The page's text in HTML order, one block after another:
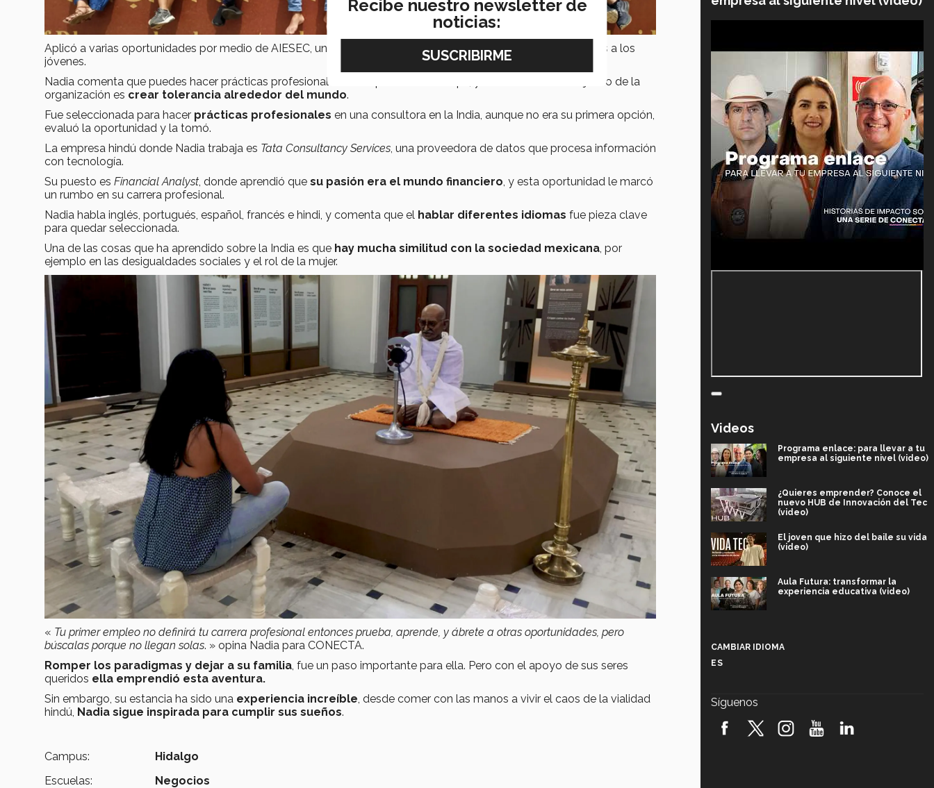
Aplicó a varias oportunidades por medio de AIESEC, una organización que acerca experiencias internacionales a los
jóvenes.
Nadia comenta que puedes hacer prácticas profesionales en empresas o start-ups, y voluntariados. El objetivo de la
organización es crear tolerancia alrededor del mundo.
Fue seleccionada para hacer prácticas profesionales en una consultora en la India, aunque no era su primera opción,
evaluó la oportunidad y la tomó.
La empresa hindú donde Nadia trabaja es Tata Consultancy Services , una proveedora de datos que procesa información
con tecnología.
Su puesto es Financial Analyst , donde aprendió que su pasión era el mundo financiero , y esta oportunidad le marcó
un rumbo en su carrera profesional.
Nadia habla inglés, portugués, español, francés e hindi, y comenta que el hablar diferentes idiomas fue pieza clave
para quedar seleccionada.
Una de las cosas que ha aprendido sobre la India es que hay mucha similitud con la sociedad mexicana , por
ejemplo en las desigualdades sociales y el rol de la mujer.
« Tu primer empleo no definirá tu carrera profesional entonces prueba, aprende, y ábrete a otras oportunidades, pero
búscalas porque no llegan solas. » opina Nadia para CONECTA.
Romper los paradigmas y dejar a su familia , fue un paso importante para ella. Pero con el apoyo de sus seres
queridos ella emprendió esta aventura.
Sin embargo, su estancia ha sido una experiencia increíble , desde comer con las manos a vivir el caos de la vialidad
hindú, Nadia sigue inspirada para cumplir sus sueños.
Campus:
Hidalgo
Escuelas:
Negocios
Videos
Programa enlace: para llevar a tu
empresa al siguiente nivel (video)
¿Quieres emprender? Conoce el
nuevo HUB de Innovación del Tec
(video)
El joven que hizo del baile su vida
(video)
Aula Futura: transformar la
experiencia educativa (video)
robótica FIRST 2026! (video)
CAMBIAR IDIOMA
ES
Síguenos
Recibe nuestro newsletter de
noticias: